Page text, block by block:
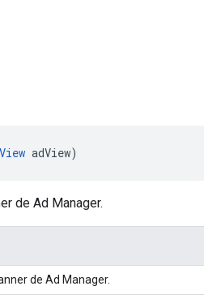
adView)
de Ad Manager.
de Ad Manager.